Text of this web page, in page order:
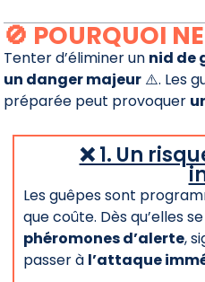
🚫 POURQUOI
Tenter d’éliminer un nid de
un danger majeur ⚠️. Les
préparée peut provoquer
❌ 1. Un
Les guêpes sont
que coûte. Dès qu’elles
phéromones d’alerte,
passer à l’attaque